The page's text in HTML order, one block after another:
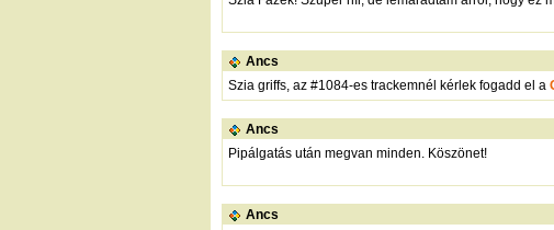
Ancs
Szia griffs, az #1084-es trackemnél kérlek fogadd el a
Ancs
Pipálgatás után megvan minden. Köszönet!
Ancs